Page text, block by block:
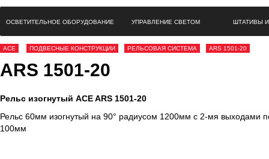
ОСВЕТИТЕЛЬНОЕ ОБОРУДОВАНИЕ УПРАВЛЕНИЕ СВЕТОМ ШТАТИВЫ И
ACE ПОДВЕСНЫЕ КОНСТРУКЦИИ РЕЛЬСОВАЯ СИСТЕМА ARS 1501-20
ARS 1501-20
Рельс изогнутый ACE ARS 1501-20
Рельс 60мм изогнутый на 90° радиусом 1200мм с 2-мя выходами
100мм